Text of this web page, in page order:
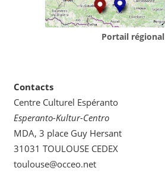
Portail régional
Contacts
Centre Culturel Espéranto
Esperanto-Kultur-Centro
MDA, 3 place Guy Hersant
31031 TOULOUSE CEDEX
toulouse@occeo.net